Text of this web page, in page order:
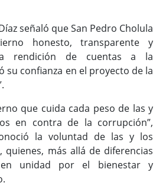
señaló que San Pedro Cholula
honesto, transparente y
rendición de cuentas a la
su confianza en el proyecto de la
que cuida cada peso de las y
en contra de la corrupción”,
la voluntad de las y los
quienes, más allá de diferencias
en unidad por el bienestar y